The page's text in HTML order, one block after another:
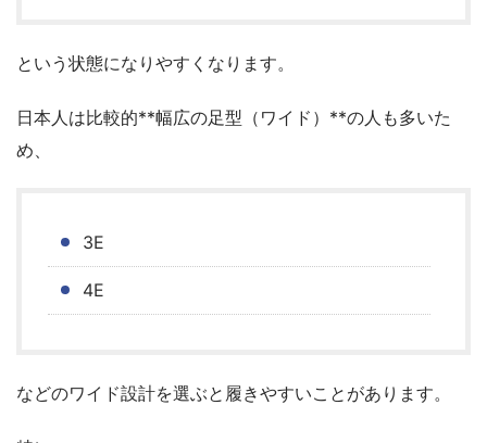
という状態になりやすくなります。
日本人は比較的**幅広の足型（ワイド）**の人も多いた
め、
3E
4E
などのワイド設計を選ぶと履きやすいことがあります。